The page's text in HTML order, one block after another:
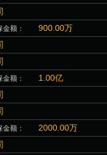
金额： 900.00万
金额： 1.00亿
金额： 2000.00万